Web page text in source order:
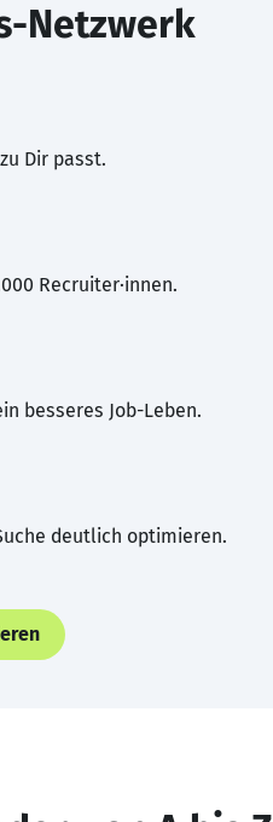
Netzwerk
Dir passt.
Recruiter·innen.
besseres Job-Leben.
deutlich optimieren.